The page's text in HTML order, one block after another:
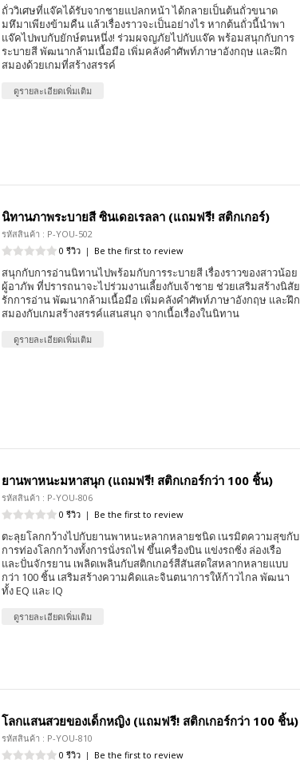
ถั่ววิเศษที่แจ๊คได้รับจากชายแปลกหน้า ได้กลายเป็นต้นถั่วขนาด
มหึมาเพียงข้ามคืน แล้วเรื่องราวจะเป็นอย่างไร หากต้นถั่วนี้นำพา
แจ๊คไปพบกับยักษ์ตนหนึ่ง! ร่วมผจญภัยไปกับแจ๊ค พร้อมสนุกกับการ
ระบายสี พัฒนากล้ามเนื้อมือ เพิ่มคลังคำศัพท์ภาษาอังกฤษ และฝึก
สมองด้วยเกมที่สร้างสรรค์
ดูรายละเอียดเพิ่มเติม
นิทานภาพระบายสี ซินเดอเรลลา (แถมฟรี! สติกเกอร์)
รหัสสินค้า : P-YOU-502
0 รีวิว | Be the first to review
สนุกกับการอ่านนิทานไปพร้อมกับการระบายสี เรื่องราวของสาวน้อย
ผู้อาภัพ ที่ปรารถนาจะไปร่วมงานเลี้ยงกับเจ้าชาย ช่วยเสริมสร้างนิสัย
รักการอ่าน พัฒนากล้ามเนื้อมือ เพิ่มคลังคำศัพท์ภาษาอังกฤษ และฝึก
สมองกับเกมสร้างสรรค์แสนสนุก จากเนื้อเรื่องในนิทาน
ดูรายละเอียดเพิ่มเติม
ยานพาหนะมหาสนุก (แถมฟรี! สติกเกอร์กว่า 100 ชิ้น)
รหัสสินค้า : P-YOU-806
0 รีวิว | Be the first to review
ตะลุยโลกกว้างไปกับยานพาหนะหลากหลายชนิด เนรมิตความสุขกับ
การท่องโลกกว้างทั้งการนั่งรถไฟ ขึ้นเครื่องบิน แข่งรถซิ่ง ล่องเรือ
และปั่นจักรยาน เพลิดเพลินกับสติกเกอร์สีสันสดใสหลากหลายแบบ
กว่า 100 ชิ้น เสริมสร้างความคิดและจินตนาการให้ก้าวไกล พัฒนา
ทั้ง EQ และ IQ
ดูรายละเอียดเพิ่มเติม
โลกแสนสวยของเด็กหญิง (แถมฟรี! สติกเกอร์กว่า 100 ชิ้น)
รหัสสินค้า : P-YOU-810
0 รีวิว | Be the first to review